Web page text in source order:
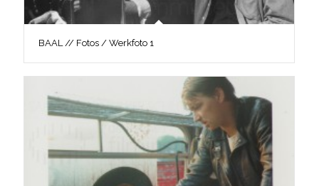
BAAL // Fotos / Werkfoto 1